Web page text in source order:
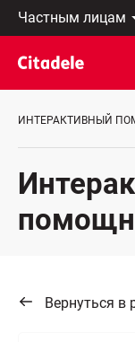
Частным
лицам
Предприятиям
Private
Banking
банке
ru
Latviski
По-
русски
In
ИНТЕРАКТИВНЫЙ
Вернуться в